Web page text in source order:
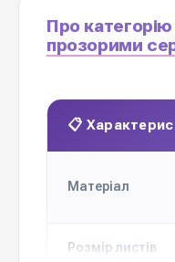
Про
прозорими
📋
Матеріал
Розмір листів